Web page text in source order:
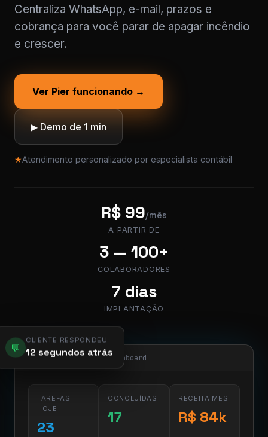
Centraliza WhatsApp, e-mail, prazos e
cobrança para você parar de apagar incêndio
e crescer.
Ver Pier funcionando →
▶ Demo de 1 min
★Atendimento personalizado por especialista contábil
R$ 99/mês
A PARTIR DE
3 — 100+
COLABORADORES
7 dias
IMPLANTAÇÃO
💬
CLIENTE RESPONDEU
12 segundos atrás
app.pier.mobi/dashboard
TAREFAS
HOJE
23
CONCLUÍDAS
17
RECEITA MÊS
R$ 84k